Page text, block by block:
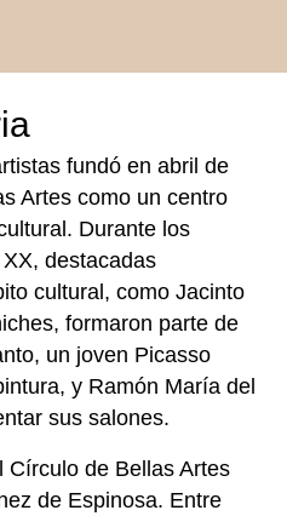
fundó en abril de
Artes como un centro
Durante los
destacadas
cultural, como Jacinto
formaron parte de
un joven Picasso
y Ramón María del
sus salones.
Círculo de Bellas Artes
de Espinosa. Entre